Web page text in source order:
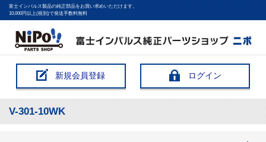
富士インパルス製品の純正部品をお買い求めいただけます。
10,000円以上(税別)で発送手数料無料
新規会員登録 ログイン
V-301-10WK